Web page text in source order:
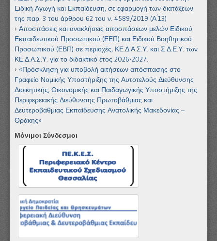
Ειδική Αγωγή και Εκπαίδευση, σε εφαρμογή των διατάξεων
της παρ. 3 του άρθρου 62 του ν. 4589/2019 (Α ́13)
Αποσπάσεις και ανακλήσεις αποσπάσεων μελών Ειδικού
Εκπαιδευτικού Προσωπικού (ΕΕΠ) και Ειδικού Βοηθητικού
Προσωπικού (ΕΒΠ) σε περιοχές, ΚΕ.Δ.Α.Σ.Υ. και Σ.Δ.Ε.Υ. των
ΚΕ.Δ.Α.Σ.Υ. για το διδακτικό έτος 2026-2027.
«Πρόσκληση για υποβολή αιτήσεων απόσπασης στο
Γραφείο Νομικής Υποστήριξης της Αυτοτελούς Διεύθυνσης
Διοικητικής, Οικονομικής και Παιδαγωγικής Υποστήριξης της
Περιφερειακής Διεύθυνσης Πρωτοβάθμιας και
Δευτεροβάθμιας Εκπαίδευσης Ανατολικής Μακεδονίας –
Θράκης»
Μόνιμοι Σύνδεσμοι